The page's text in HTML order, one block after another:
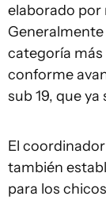
elaborado por
categoría más
conforme
sub 19, que ya
El
también
para los